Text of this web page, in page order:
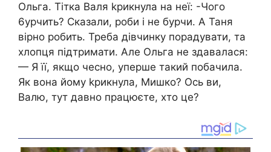
Ольга. Тітка Валя kрикнула на неї: -Чого
6урчить? Сказали, роби і не бурчи. А Таня
вірно робить. Треба дівчинку порадувати, та
хлопця підтримати. Але Ольга не здавалася:
— Я її, якщо чесно, уперше такий побачила.
Як вона йому kрикнула, Мишко? Ось ви,
Валю, тут давно працюєте, хто це?